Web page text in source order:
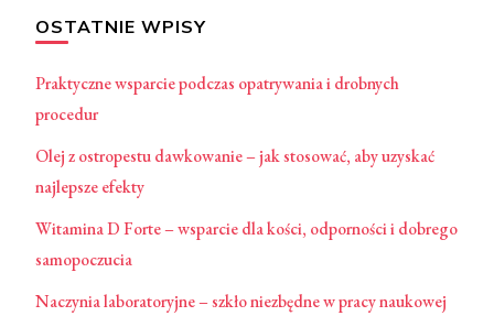
OSTATNIE WPISY
Praktyczne wsparcie podczas opatrywania i drobnych
procedur
Olej z ostropestu dawkowanie – jak stosować, aby uzyskać
najlepsze efekty
Witamina D Forte – wsparcie dla kości, odporności i dobrego
samopoczucia
Naczynia laboratoryjne – szkło niezbędne w pracy naukowej